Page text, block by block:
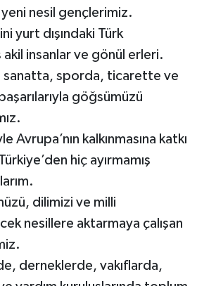
nesil gençlerimiz.
yurt dışındaki Türk
akil insanlar ve gönül erleri.
sanatta, sporda, ticarette ve
göğsümüzü
Avrupa’nın kalkınmasına katkı
hiç ayırmamış
dilimizi ve milli
nesillere aktarmaya çalışan
derneklerde, vakıflarda,